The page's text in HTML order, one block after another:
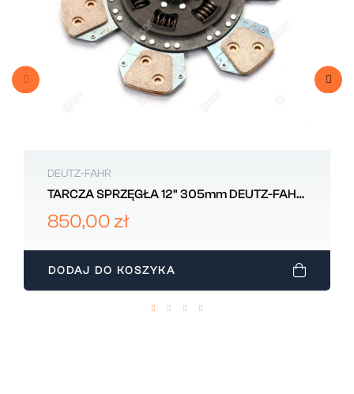
DEUTZ-FAHR
TARCZA SPRZĘGŁA 12" 305mm DEUTZ-FAHR
0.014.9016.3
850,00 zł
DODAJ DO KOSZYKA